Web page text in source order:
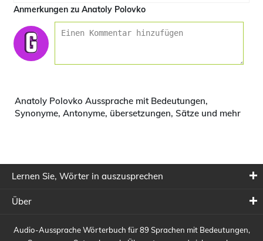
Anmerkungen zu Anatoly Polovko
Anatoly Polovko Aussprache mit Bedeutungen,
Synonyme, Antonyme, übersetzungen, Sätze und mehr
Lernen Sie, Wörter in auszusprechen
Über
Audio-Aussprache Wörterbuch für 89 Sprachen mit Bedeutungen,